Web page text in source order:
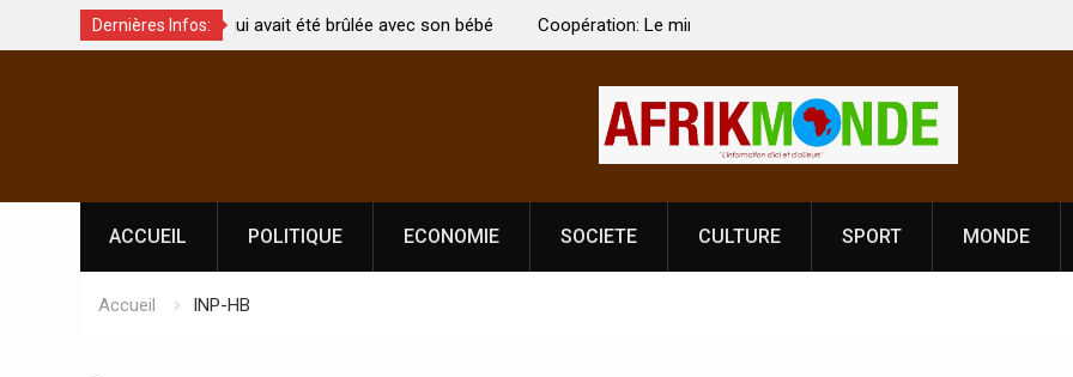
Dernières Infos:
brûlée avec son bébé
Coopération: Le ministre Indien Kirti Vardhan Singh à
Abidjan pour la célébration de la Fête de
Côte d’Ivoire, l’opérateur culturel Soldat
prononce
ACCUEIL POLITIQUE ECONOMIE SOCIETE CULTURE SPORT MONDE
Accueil INP-HB